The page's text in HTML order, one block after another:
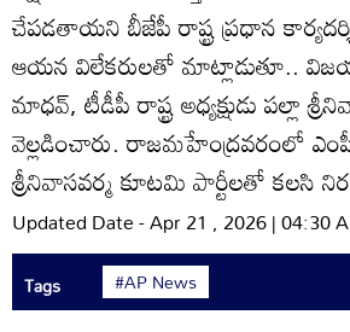
చేపడతాయని బీజేపీ రాష్ట్ర ప్రధాన
ఆయన విలేకరులతో మాట్లాడుతూ..
మాధవ్‌, టీడీపీ రాష్ట్ర అధ్యక్షుడు పల్లా
వెల్లడించారు. రాజమహేంద్రవరంలో ఎంపీ
శ్రీనివాసవర్మ కూటమి పార్టీలతో కలసి
Updated Date - Apr 21 , 2026 | 04:30
Tags #AP News